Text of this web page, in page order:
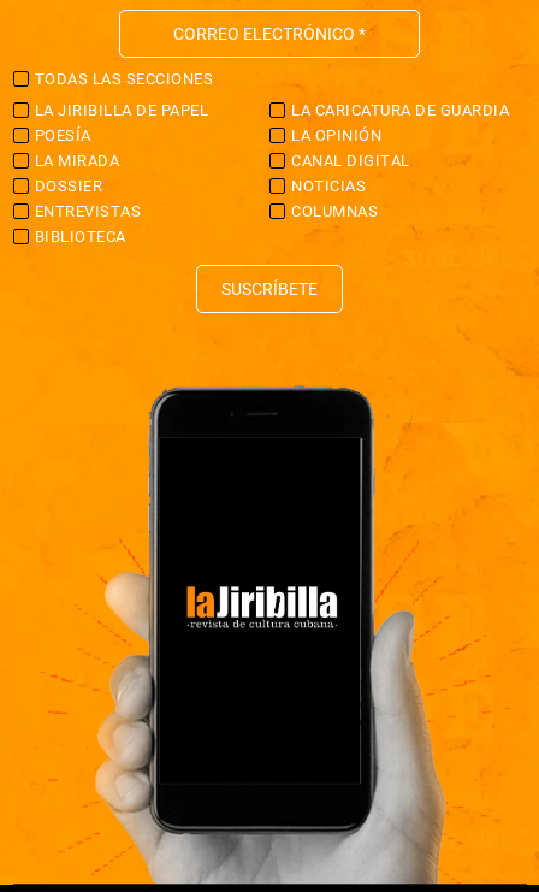
TODAS LAS SECCIONES
LA JIRIBILLA DE PAPEL
LA CARICATURA DE GUARDIA
POESÍA
LA OPINIÓN
LA MIRADA
CANAL DIGITAL
DOSSIER
NOTICIAS
ENTREVISTAS
COLUMNAS
BIBLIOTECA
SUSCRÍBETE